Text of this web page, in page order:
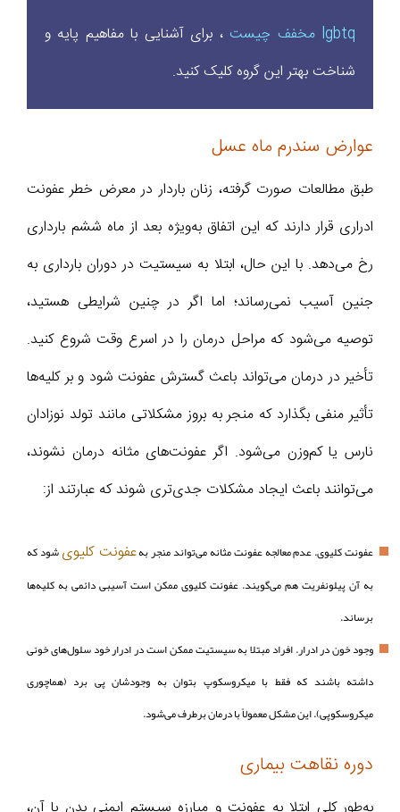
lgbtq مخفف چیست
، برای آشنایی با مفاهیم پایه و
شناخت بهتر این گروه کلیک کنید.
عوارض سندرم ماه عسل
طبق مطالعات صورت گرفته، زنان باردار در معرض خطر عفونت
ادراری قرار دارند که این اتفاق به‌ویژه بعد از ماه ششم بارداری
رخ می‌دهد. با این حال، ابتلا به سیستیت در دوران بارداری به
جنین آسیب نمی‌رساند؛ اما اگر در چنین شرایطی هستید،
توصیه می‌شود که مراحل درمان را در اسرع وقت شروع کنید.
تأخیر در درمان می‌تواند باعث گسترش عفونت شود و بر کلیه‌ها
تأثیر منفی بگذارد که منجر به بروز مشکلاتی مانند تولد نوزادان
نارس یا کم‌وزن می‌شود. اگر عفونت‌های مثانه درمان نشوند،
می‌توانند باعث ایجاد مشکلات جدی‌تری شوند که عبارتند از:
عفونت کلیوی. عدم معالجه‌ عفونت مثانه می‌تواند منجر بهعفونت کلیویشود که
به آن پیلونفریت هم می‌گویند. عفونت کلیوی ممکن است آسیبی دائمی به کلیه‌ها
برساند.
وجود خون در ادرار. افراد مبتلا به سیستیت ممکن است در ادرار خود سلول‌های خونی
داشته باشند که فقط با میکروسکوپ بتوان به وجودشان پی برد (هماچوری
میکروسکوپی). این مشکل معمولاً با درمان برطرف می‌شود.
دوره نقاهت بیماری